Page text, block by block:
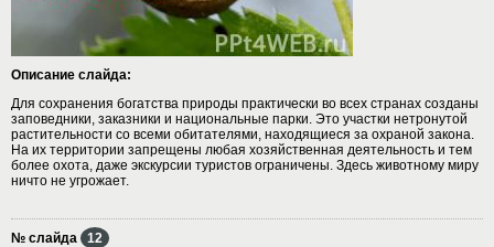
Описание слайда:
Для сохранения богатства природы практически во всех странах созданы
заповедники, заказники и национальные парки. Это участки нетронутой
растительности со всеми обитателями, находящиеся за охраной закона.
На их территории запрещены любая хозяйственная деятельность и тем
более охота, даже экскурсии туристов ограничены. Здесь животному миру
ничто не угрожает.
№ слайда 12